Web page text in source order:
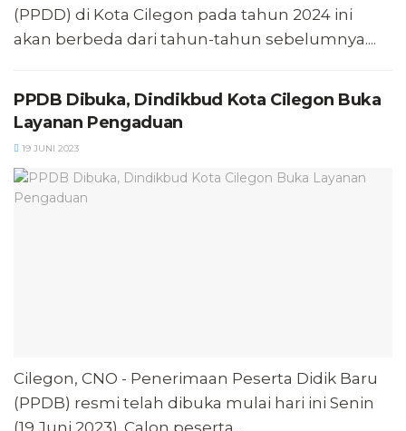
(PPDD) di Kota Cilegon pada tahun 2024 ini
akan berbeda dari tahun-tahun sebelumnya....
PPDB Dibuka, Dindikbud Kota Cilegon Buka
Layanan Pengaduan
19 JUNI 2023
Cilegon, CNO - Penerimaan Peserta Didik Baru
(PPDB) resmi telah dibuka mulai hari ini Senin
(19 Juni 2023). Calon peserta...